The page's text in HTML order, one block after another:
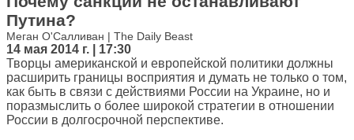
Путина?
Меган О'Салливан | The Daily Beast
14 мая 2014 г. | 17:30
Творцы американской и европейской политики должны
расширить границы восприятия и думать не только о том,
как быть в связи с действиями России на Украине, но и
поразмыслить о более широкой стратегии в отношении
России в долгосрочной перспективе.